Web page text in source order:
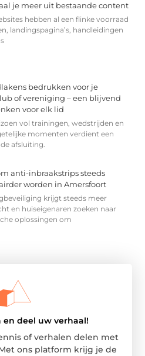
je meer uit bestaande content
hebben al een flinke voorraad
landingspagina’s, handleidingen
bedrukken voor je
of vereniging – een blijvend
voor elk lid
vol trainingen, wedstrijden en
momenten verdient een
afsluiting.
anti-inbraakstrips steeds
worden in Amersfoort
krijgt steeds meer
en huiseigenaren zoeken naar
oplossingen om
en deel uw verhaal!
of verhalen delen met
ons platform krijg je de